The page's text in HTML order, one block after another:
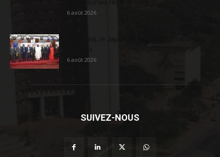
6 août 2026
6 août 2026
SUIVEZ-NOUS